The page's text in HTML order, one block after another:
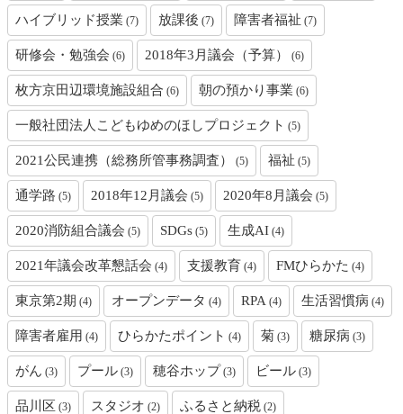
ハイブリッド授業 (7) 放課後 (7) 障害者福祉 (7)
研修会・勉強会 (6) 2018年3月議会（予算） (6)
枚方京田辺環境施設組合 (6) 朝の預かり事業 (6)
一般社団法人こどもゆめのほしプロジェクト (5)
2021公民連携（総務所管事務調査） (5) 福祉 (5)
通学路 (5) 2018年12月議会 (5) 2020年8月議会 (5)
2020消防組合議会 (5) SDGs (5) 生成AI (4)
2021年議会改革懇話会 (4) 支援教育 (4) FMひらかた (4)
東京第2期 (4) オープンデータ (4) RPA (4) 生活習慣病 (4)
障害者雇用 (4) ひらかたポイント (4) 菊 (3) 糖尿病 (3)
がん (3) プール (3) 穂谷ホップ (3) ビール (3)
品川区 (3) スタジオ (2) ふるさと納税 (2)